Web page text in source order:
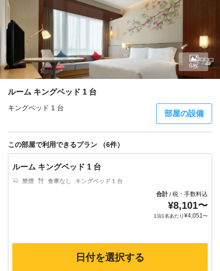
ルーム キングベッド 1 台
キングベッド 1 台
部屋の設備
6枚
この部屋で利用できるプラン （6件）
ルーム キングベッド 1 台
禁煙 食事なし
キングベッド 1 台
合計/税・手数料込
¥8,101〜
1泊1名あたり¥4,051〜
日付を選択する